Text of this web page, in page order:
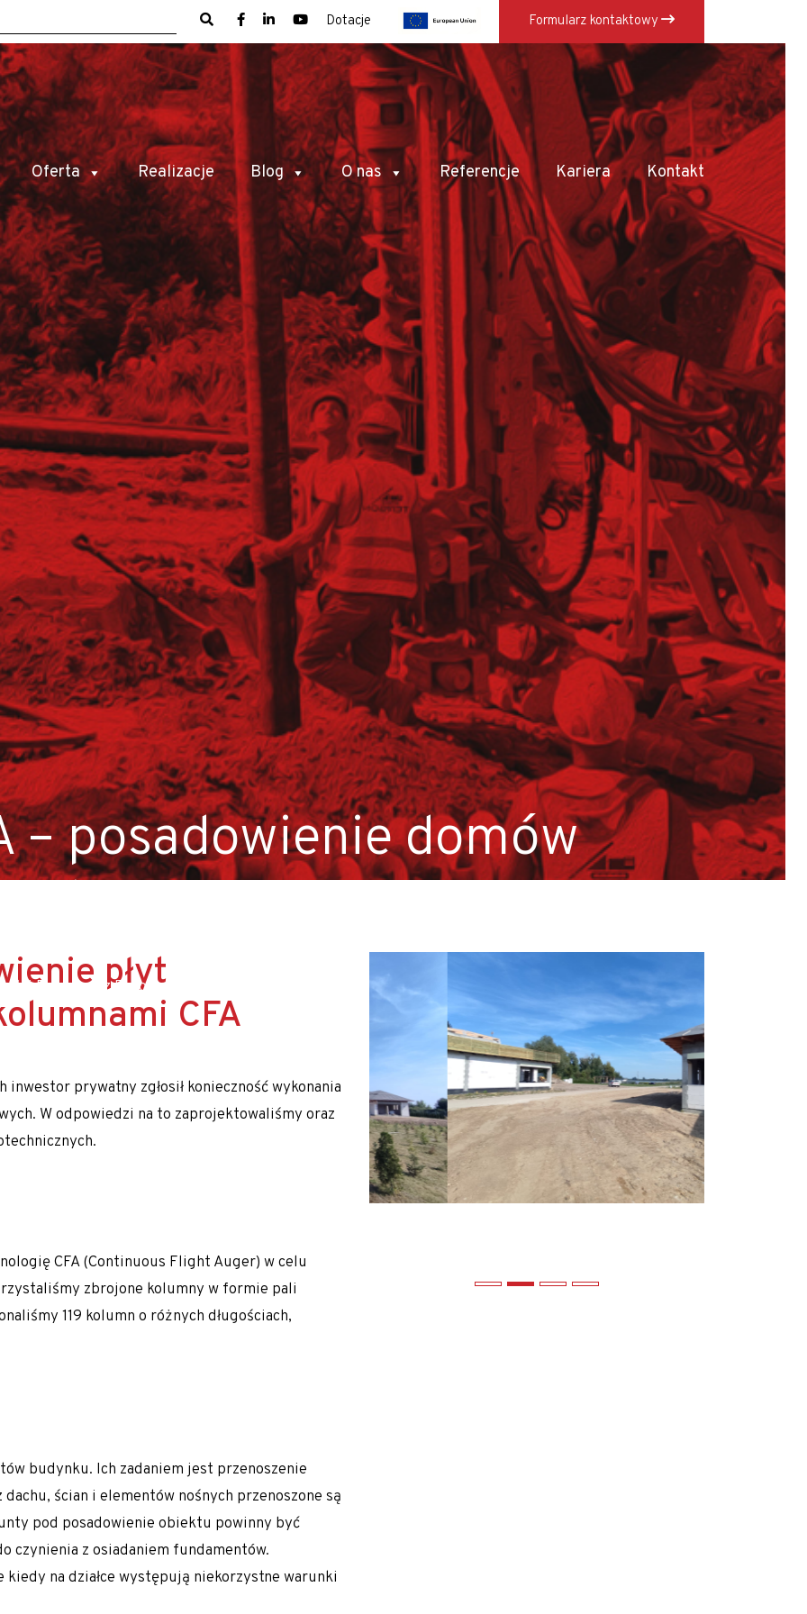
Dotacje Formularz kontaktowy
Oferta Realizacje Blog O nas Referencje Kariera Kontakt
×
(K/M)
M) – posadowienie domów
Polski oraz Europy m.in. Słowacji, Czech, Austrii i Niemiec.
płyt
CFA
prywatny zgłosił konieczność wykonania
W odpowiedzi na to zaprojektowaliśmy oraz
CFA (Continuous Flight Auger) w celu
zbrojone kolumny w formie pali
119 kolumn o różnych długościach,
budynku. Ich zadaniem jest przenoszenie
ścian i elementów nośnych przenoszone są
pod posadowienie obiektu powinny być
czynienia z osiadaniem fundamentów.
na działce występują niekorzystne warunki